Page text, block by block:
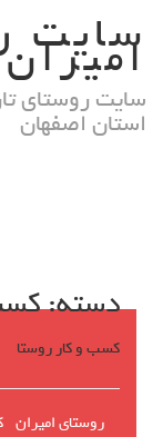
contentسایت
امیران
سایت روستای
استان اصفهان
دسته:
کسب و کار روستا
روستای امیران